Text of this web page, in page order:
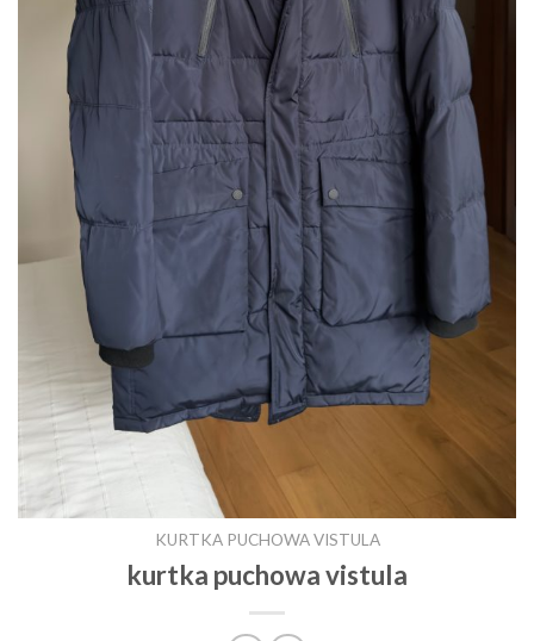
KURTKA PUCHOWA VISTULA
kurtka puchowa vistula